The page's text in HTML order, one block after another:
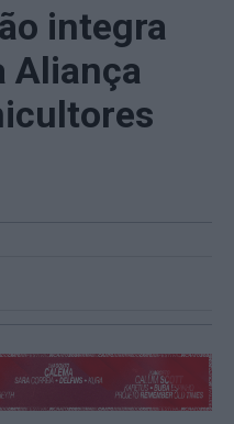
integra
Aliança